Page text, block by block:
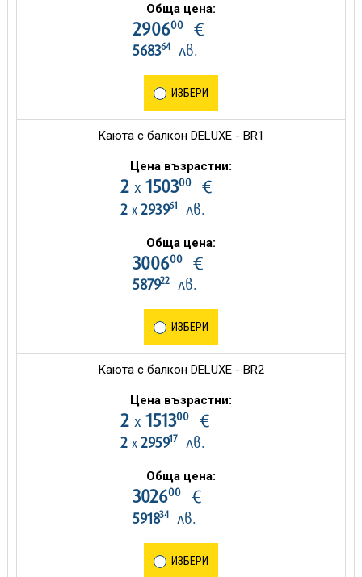
Обща цена:
290600€
568364лв.
ИЗБЕРИ
Каюта с балкон DELUXE - BR1
Цена възрастни:
2 х 150300€
2 х 293961 лв.
Обща цена:
300600€
587922лв.
ИЗБЕРИ
Каюта с балкон DELUXE - BR2
Цена възрастни:
2 х 151300€
2 х 295917лв.
Обща цена:
302600€
591834лв.
ИЗБЕРИ